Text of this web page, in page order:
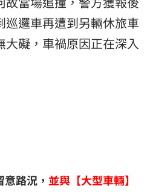
巡邏車再遭到另輛休旅車
大礙，車禍原因正在深入
路況， 並與【大型車輛】